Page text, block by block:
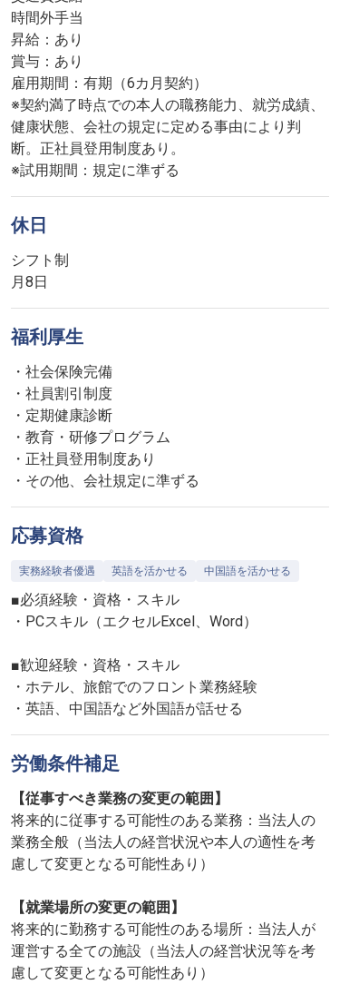
時間外手当
昇給：あり
賞与：あり
雇用期間：有期（6カ月契約）
※契約満了時点での本人の職務能力、就労成績、
健康状態、会社の規定に定める事由により判
断。正社員登用制度あり。
※試用期間：規定に準ずる
休日
シフト制
月8日
福利厚生
・社会保険完備
・社員割引制度
・定期健康診断
・教育・研修プログラム
・正社員登用制度あり
・その他、会社規定に準ずる
応募資格
実務経験者優遇 英語を活かせる 中国語を活かせる
■必須経験・資格・スキル
・PCスキル（エクセルExcel、Word）
■歓迎経験・資格・スキル
・ホテル、旅館でのフロント業務経験
・英語、中国語など外国語が話せる
労働条件補足
【従事すべき業務の変更の範囲】
将来的に従事する可能性のある業務：当法人の
業務全般（当法人の経営状況や本人の適性を考
慮して変更となる可能性あり）
【就業場所の変更の範囲】
将来的に勤務する可能性のある場所：当法人が
運営する全ての施設（当法人の経営状況等を考
慮して変更となる可能性あり）